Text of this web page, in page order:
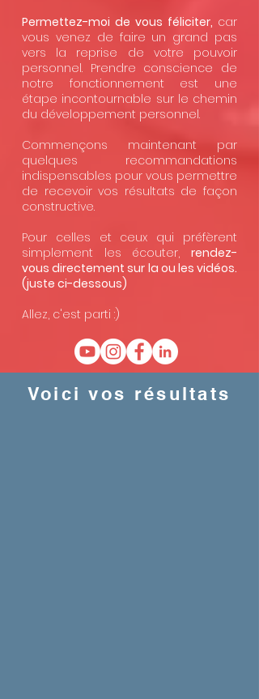
Permettez-moi de vous féliciter, car
vous venez de faire un grand pas
vers la reprise de votre pouvoir
personnel. Prendre conscience de
notre fonctionnement est une
étape incontournable sur le chemin
du développement personnel.
Commençons maintenant par
quelques recommandations
indispensables pour vous permettre
de recevoir vos résultats de façon
constructive.
Pour celles et ceux qui préfèrent
simplement les écouter, rendez-
vous directement sur la ou les vidéos.
(juste ci-dessous)
Allez, c'est parti :)
Voici vos résultats